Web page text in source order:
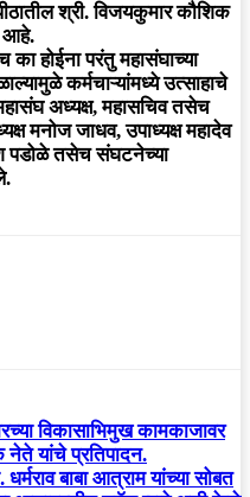
श्री. विजयकुमार कौशिक
आहे.
का होईना परंतु महासंघाच्या
कर्मचाऱ्यांमध्ये उत्साहाचे
अध्यक्ष, महासचिव तसेच
मनोज जाधव, उपाध्यक्ष महादेव
पडोळे तसेच संघटनेच्या
विकासाभिमुख कामकाजावर
नेते यांचे प्रतिपादन.
बाबा आत्राम यांच्या सोबत